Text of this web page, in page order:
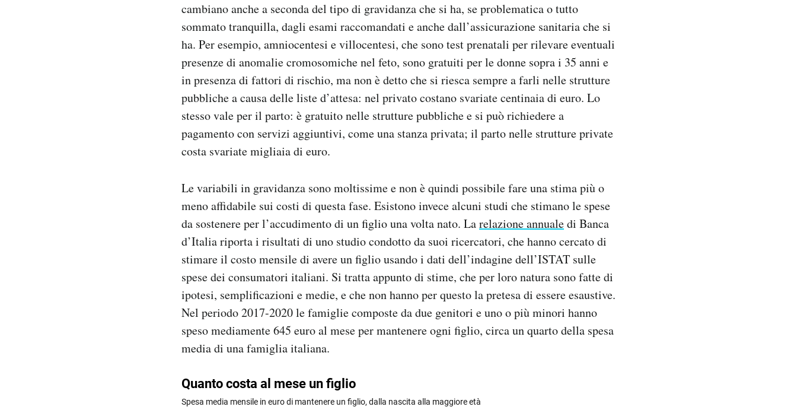
cambiano anche a seconda del tipo di gravidanza che si ha, se problematica o tutto
sommato tranquilla, dagli esami raccomandati e anche dall’assicurazione sanitaria che si
ha. Per esempio, amniocentesi e villocentesi, che sono test prenatali per rilevare eventuali
presenze di anomalie cromosomiche nel feto, sono gratuiti per le donne sopra i 35 anni e
in presenza di fattori di rischio, ma non è detto che si riesca sempre a farli nelle strutture
pubbliche a causa delle liste d’attesa: nel privato costano svariate centinaia di euro. Lo
stesso vale per il parto: è gratuito nelle strutture pubbliche e si può richiedere a
pagamento con servizi aggiuntivi, come una stanza privata; il parto nelle strutture private
costa svariate migliaia di euro.
Le variabili in gravidanza sono moltissime e non è quindi possibile fare una stima più o
meno affidabile sui costi di questa fase. Esistono invece alcuni studi che stimano le spese
da sostenere per l’accudimento di un figlio una volta nato. Larelazione annualedi Banca
d’Italia riporta i risultati di uno studio condotto da suoi ricercatori, che hanno cercato di
stimare il costo mensile di avere un figlio usando i dati dell’indagine dell’ISTAT sulle
spese dei consumatori italiani. Si tratta appunto di stime, che per loro natura sono fatte di
ipotesi, semplificazioni e medie, e che non hanno per questo la pretesa di essere esaustive.
Nel periodo 2017-2020 le famiglie composte da due genitori e uno o più minori hanno
speso mediamente 645 euro al mese per mantenere ogni figlio, circa un quarto della spesa
media di una famiglia italiana.